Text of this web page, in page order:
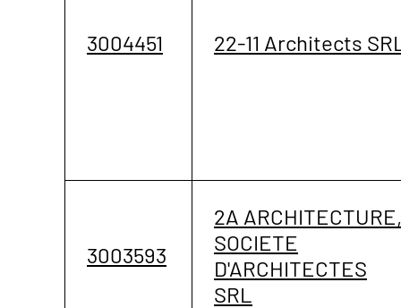
3004451 22-11 Architects
3003593
2A ARCHITECTURE,
SOCIETE
D'ARCHITECTES
SRL